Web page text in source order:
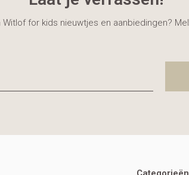
for kids nieuwtjes en aanbiedingen?